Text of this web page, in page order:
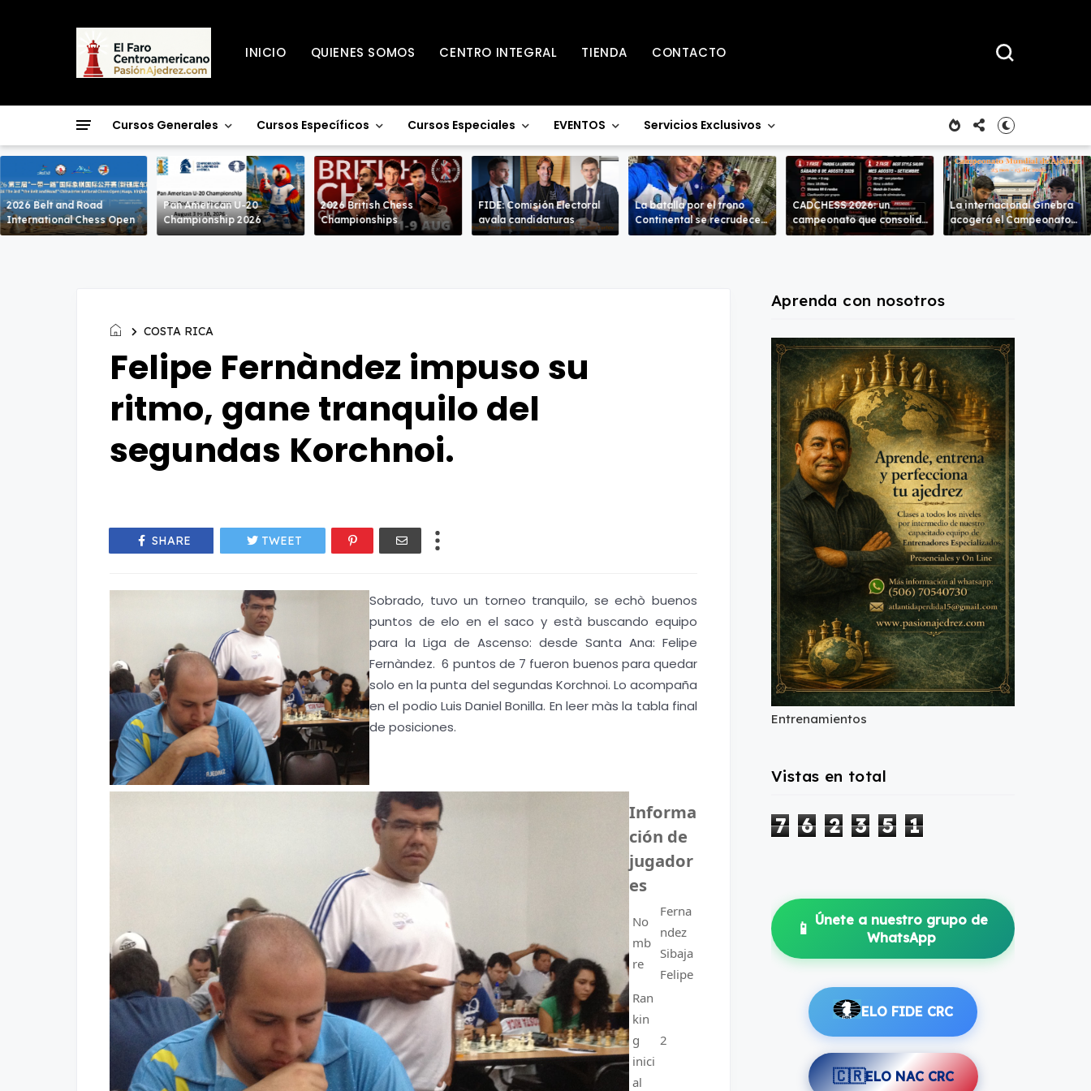
INICIO QUIENES SOMOS CENTRO INTEGRAL TIENDA CONTACTO
Cursos Generales Cursos Específicos Cursos Especiales EVENTOS Servicios Exclusivos
2026 Belt and Road
International Chess Open
Pan American U-20
Championship 2026
2026 British Chess
Championships
FIDE: Comisión Electoral
avala candidaturas
La batalla por el trono
Continental se recrudece
en la Sub-18 en ambas
CADCHESS 2026: un
campeonato que consolida
una nueva tradición en el
La internacional Ginebra
acogerá el Campeonato
del Mundo
COSTA RICA
Felipe Fernàndez impuso su
ritmo, gane tranquilo del
segundas Korchnoi.
SHARE TWEET
Sobrado, tuvo un torneo tranquilo, se echò buenos
puntos de elo en el saco y està buscando equipo
para la Liga de Ascenso: desde Santa Ana: Felipe
Fernàndez. 6 puntos de 7 fueron buenos para quedar
solo en la punta del segundas Korchnoi. Lo acompaña
en el podio Luis Daniel Bonilla. En leer màs la tabla final
de posiciones.
Informa
ción de
jugador
es
No
mb
re
Ferna
ndez
Sibaja
Felipe
Ran
kin
g
inici
al
2
Aprenda con nosotros
Entrenamientos
Vistas en total
7 6 2 3 5 1
📱 Únete a nuestro grupo de
WhatsApp
ELO FIDE CRC
🇨🇷ELO NAC CRC